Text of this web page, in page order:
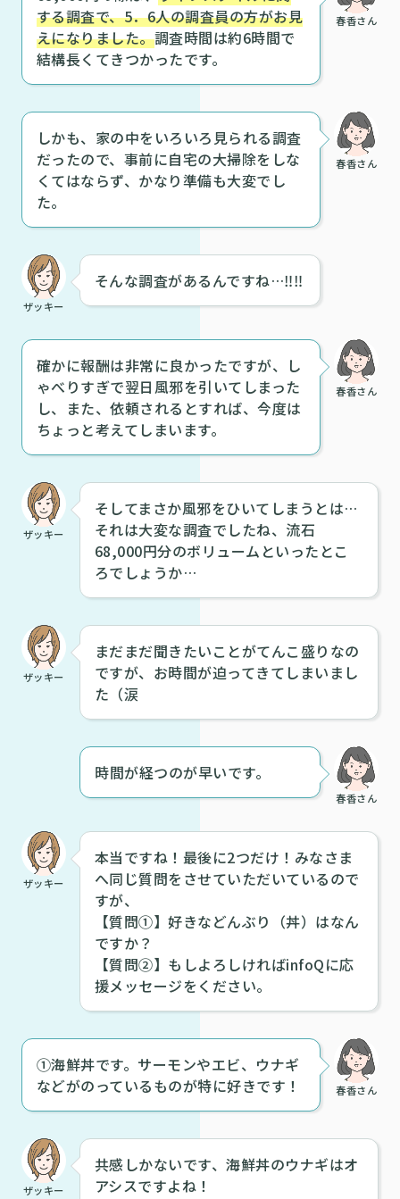
春香さん
する調査で、5．6人の調査員の方がお見
えになりました。調査時間は約6時間で
結構長くてきつかったです。
春香さん
しかも、家の中をいろいろ見られる調査
だったので、事前に自宅の大掃除をしな
くてはならず、かなり準備も大変でし
た。
ザッキー
そんな調査があるんですね…‼‼
春香さん
確かに報酬は非常に良かったですが、し
ゃべりすぎで翌日風邪を引いてしまった
し、また、依頼されるとすれば、今度は
ちょっと考えてしまいます。
ザッキー
そしてまさか風邪をひいてしまうとは…
それは大変な調査でしたね、流石
68,000円分のボリュームといったとこ
ろでしょうか…
ザッキー
まだまだ聞きたいことがてんこ盛りなの
ですが、お時間が迫ってきてしまいまし
た（涙
春香さん
時間が経つのが早いです。
ザッキー
本当ですね！最後に2つだけ！みなさま
へ同じ質問をさせていただいているので
すが、
【質問①】好きなどんぶり（丼）はなん
ですか？
【質問②】もしよろしければinfoQに応
援メッセージをください。
春香さん
①海鮮丼です。サーモンやエビ、ウナギ
などがのっているものが特に好きです！
ザッキー
共感しかないです、海鮮丼のウナギはオ
アシスですよね！